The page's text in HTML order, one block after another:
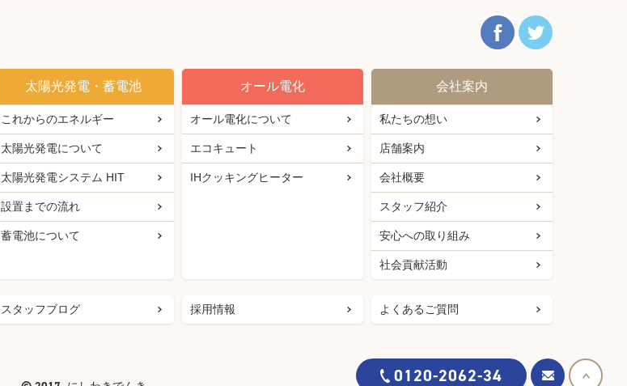
太陽光発電・蓄電池
これからのエネルギー
太陽光発電について
太陽光発電システム HIT
設置までの流れ
蓄電池について
オール電化
オール電化について
エコキュート
IHクッキングヒーター
会社案内
私たちの想い
店舗案内
会社概要
スタッフ紹介
安心への取り組み
社会貢献活動
スタッフブログ 採用情報 よくあるご質問
0120-2062-34